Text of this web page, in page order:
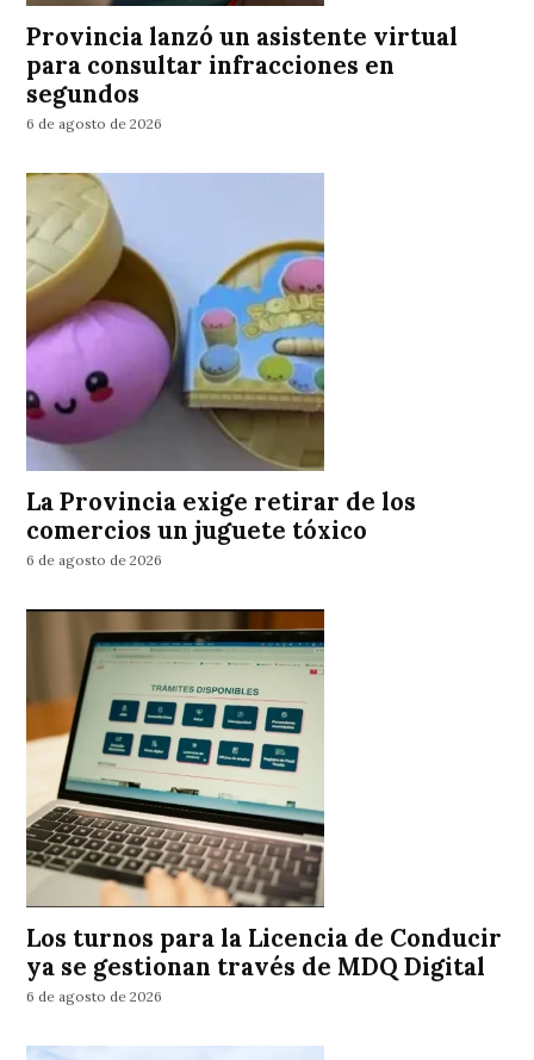
Provincia lanzó un asistente virtual
para consultar infracciones en
segundos
6 de agosto de 2026
La Provincia exige retirar de los
comercios un juguete tóxico
6 de agosto de 2026
Los turnos para la Licencia de Conducir
ya se gestionan través de MDQ Digital
6 de agosto de 2026